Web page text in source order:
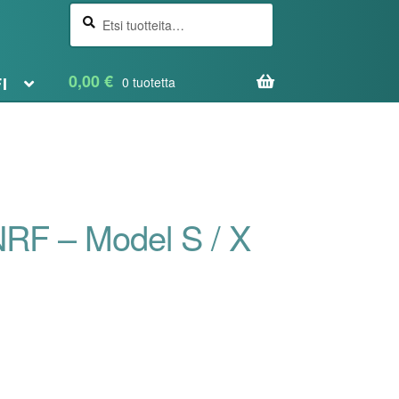
Etsi
Haku
0,00€ 0 tuotetta
– Model S / X